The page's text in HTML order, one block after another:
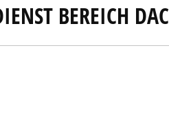
BEREICH DACH